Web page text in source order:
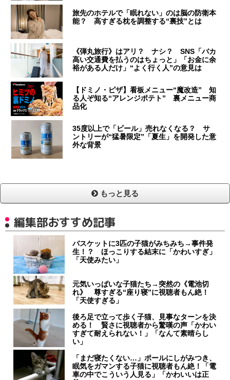
旅先のホテルで「眠れない」のは脳の防衛本
能？ 高すぎる枕を調整する“裏技”とは
《弾丸旅行》はアリ？ ナシ？ SNS「バカ
高い交通費を払うのはちょっと」「お金に余
裕がある人だけ」“よく行く人”の意見は
【ドミノ・ピザ】看板メニュー“魔改造” 知
る人ぞ知る“アレンジポテト” 裏メニュー商
品化
35度以上で「ビール」売れなくなる？ サ
ントリーが“猛暑限定”「夏生」を開発した意
外な背景
もっと見る
編集部おすすめ記事
バスケットに3匹の子猫がみちみち→事件発
生！？ ほっこりする結末に「かわいすぎ」
「天使みたい」
元気いっぱいな子猫たち→突然の《電池切
れ》 尊すぎる“座り寝”に視聴者もん絶！
「天使すぎる」
後ろ足で立って歩く子猫、見事なターンを決
める！ 賢さに視聴者から驚嘆の声「かわい
すぎて耐えられない！」「なんて素晴らし
い」
「まだ寝たくない…」ポールにしがみつき、
眠気をガマンする子猫に視聴者もん絶！「電
車の中でこういう人見る」「かわいいは正